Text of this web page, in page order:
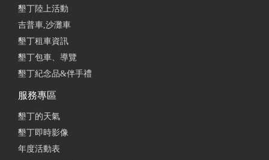
汽車的話，就得另外找地方停車了。 房間、衛浴都需
要與人共用，個人空間自然不會太大，有一些公共空
間，同樣也不是太大，各樣設備也都比較簡單，不過
住在這樣的地方，通常有機會遇到同樣正在騎機車、
比起住宿環境，能夠跟來自不同地方、即將前往不同
墾丁陸上活動
吉普車,沙灘車
墾丁租車資訊
墾丁包車、導覽
墾丁紀念品&伴手禮
服務專區
墾丁的天氣
墾丁即時影像
年度活動表